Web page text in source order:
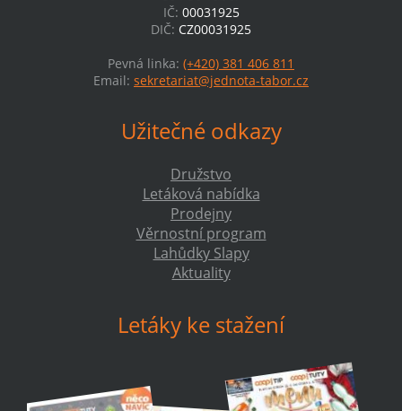
IČ: 00031925
DIČ: CZ00031925
Pevná linka: (+420) 381 406 811
Email: sekretariat@jednota-tabor.cz
Užitečné odkazy
Družstvo
Letáková nabídka
Prodejny
Věrnostní program
Lahůdky Slapy
Aktuality
Letáky ke stažení